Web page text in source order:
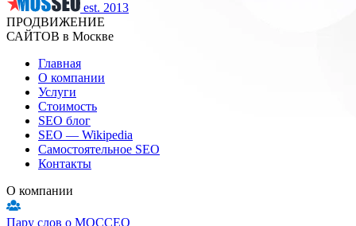
est. 2013
ПРОДВИЖЕНИЕ
САЙТОВ в Москве
Главная
О компании
Услуги
Стоимость
SEO блог
SEO — Wikipedia
Самостоятельное SEO
Контакты
О компании
Пару слов о МОССЕО